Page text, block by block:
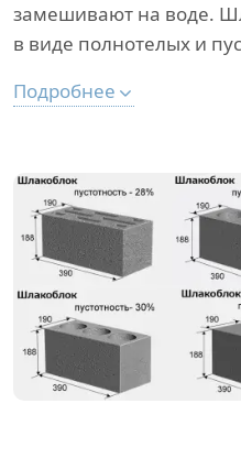
замешивают на воде.
в виде полнотелых и
Подробнее